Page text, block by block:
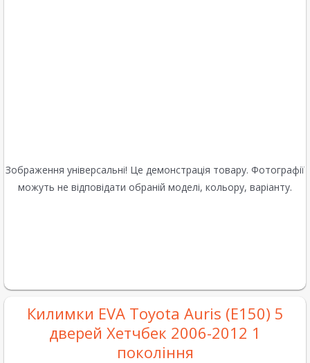
Зображення універсальні! Це демонстрація товару. Фотографії
можуть не відповідати обраній моделі, кольору, варіанту.
Килимки EVA Toyota Auris (E150) 5
дверей Хетчбек 2006-2012 1
покоління